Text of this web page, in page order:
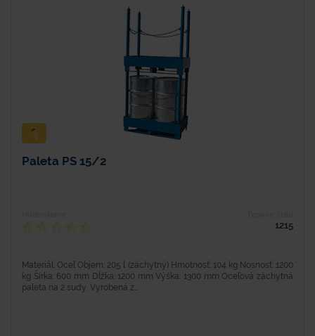
Paleta PS 15/2
1215
Materiál: Oceľ Objem: 205 l (záchytný) Hmotnosť: 104 kg Nosnosť: 1200
kg Šírka: 600 mm Dĺžka: 1200 mm Výška: 1300 mm Oceľová záchytná
paleta na 2 sudy. Vyrobená z...